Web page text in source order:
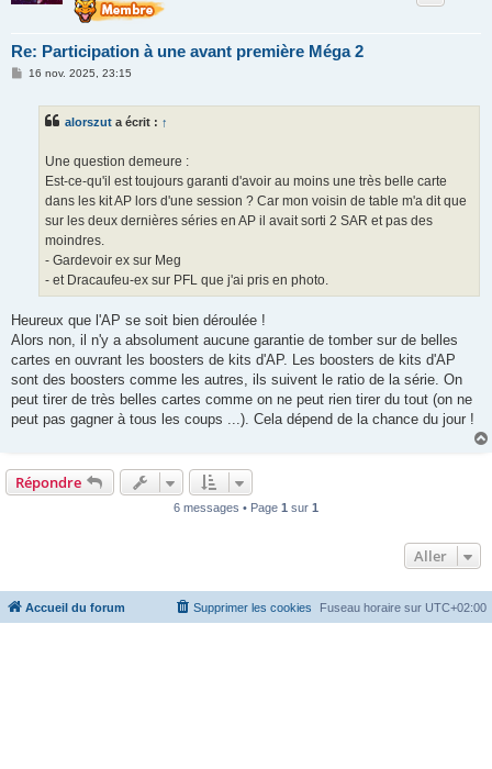
Re: Participation à une avant première Méga 2
M16 nov. 2025, 23:15
alorszut a écrit : ↑
Une question demeure :
Est-ce-qu'il est toujours garanti d'avoir au moins une très belle carte
dans les kit AP lors d'une session ? Car mon voisin de table m'a dit que
sur les deux dernières séries en AP il avait sorti 2 SAR et pas des
moindres.
- Gardevoir ex sur Meg
- et Dracaufeu-ex sur PFL que j'ai pris en photo.
Heureux que l'AP se soit bien déroulée !
Alors non, il n'y a absolument aucune garantie de tomber sur de belles
cartes en ouvrant les boosters de kits d'AP. Les boosters de kits d'AP
sont des boosters comme les autres, ils suivent le ratio de la série. On
peut tirer de très belles cartes comme on ne peut rien tirer du tout (on ne
peut pas gagner à tous les coups ...). Cela dépend de la chance du jour !
Répondre
6 messages • Page 1 sur 1
Aller
Accueil du forum Fuseau horaire sur UTC+02:00
Supprimer les cookies